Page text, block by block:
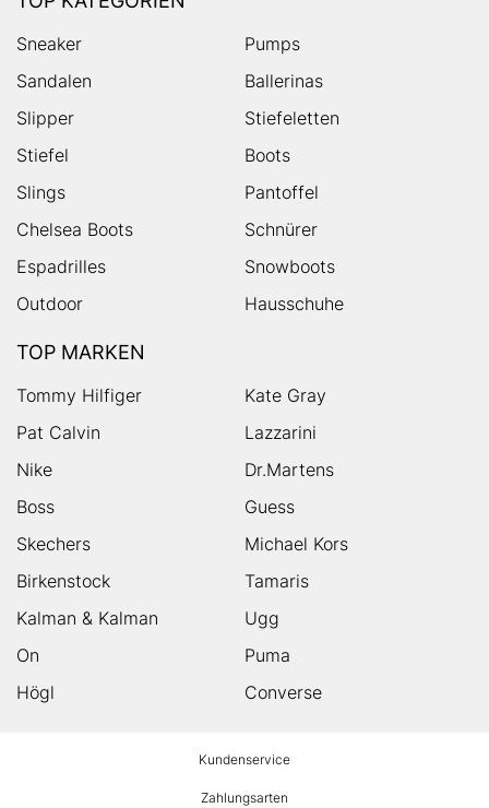
Sneaker
Pumps
Sandalen
Ballerinas
Slipper
Stiefeletten
Stiefel
Boots
Slings
Pantoffel
Chelsea Boots
Schnürer
Espadrilles
Snowboots
Outdoor
Hausschuhe
TOP MARKEN
Tommy Hilfiger
Kate Gray
Pat Calvin
Lazzarini
Nike
Dr.Martens
Boss
Guess
Skechers
Michael Kors
Birkenstock
Tamaris
Kalman & Kalman
Ugg
On
Puma
Högl
Converse
Kundenservice
Zahlungsarten